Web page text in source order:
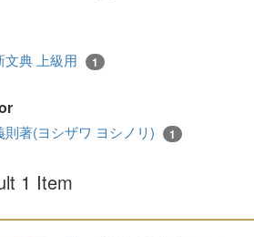
文典 上級用 1
則著(ヨシザワ ヨシノリ) 1
1 Item